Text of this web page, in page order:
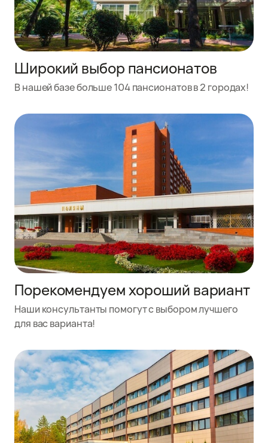
Широкий выбор пансионатов
В нашей базе больше 104 пансионатов в 2 городах!
Порекомендуем хороший вариант
Наши консультанты помогут с выбором лучшего
для вас варианта!